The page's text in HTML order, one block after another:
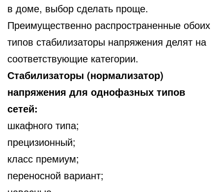
в доме, выбор сделать проще.
Преимущественно распространенные обоих
типов стабилизаторы напряжения делят на
соответствующие категории.
Стабилизаторы (нормализатор)
напряжения для однофазных типов
сетей:
шкафного типа;
прецизионный;
класс премиум;
переносной вариант;